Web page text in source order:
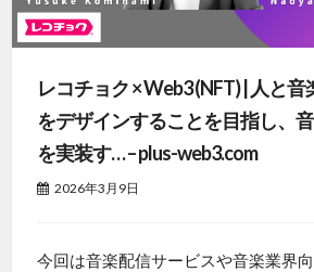
レコチョク × Web3 (NFT) | 人と
をデザインすることを目指し、
を実装す… – plus-web3.com
2026年3月9日
今回は音楽配信サービスや音楽業界